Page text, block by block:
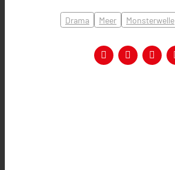
Drama Meer Monsterwelle